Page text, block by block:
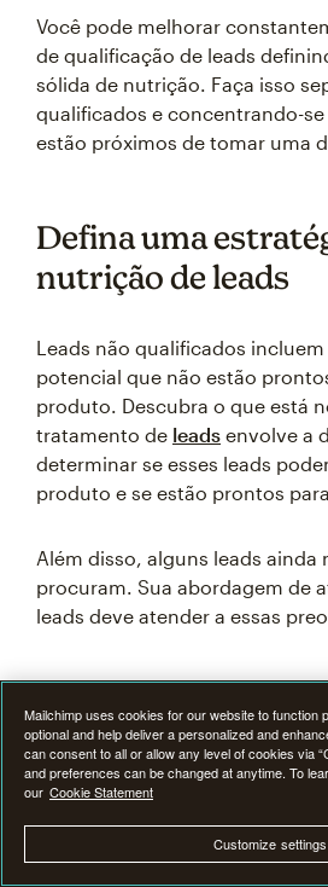
Você pode melhorar
de qualificação de leads
sólida de nutrição. Faça isso
qualificados e concentrando-
estão próximos de tomar uma
Defina uma
nutrição de leads
Leads não qualificados
potencial que não estão
produto. Descubra o que está
tratamento de leads envolve a
determinar se esses leads
produto e se estão prontos
Além disso, alguns leads ainda
procuram. Sua abordagem de
leads deve atender a essas
Melhore
processo de
leads
Pesquisa, alcance e
Mailchimp uses cookies for our website to function
optional and help deliver a personalized and
can consent to all or allow any level of cookies via
and preferences can be changed at anytime. To
our Cookie Statement
Customize settings